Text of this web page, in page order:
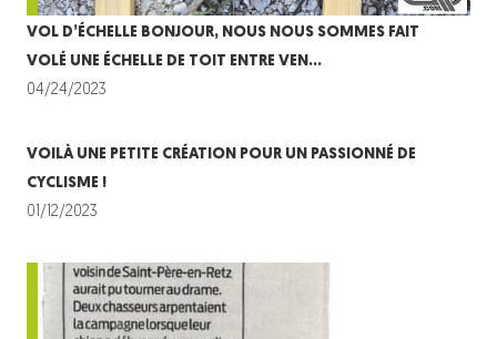
VOL D’ÉCHELLE BONJOUR, NOUS NOUS SOMMES FAIT
VOLÉ UNE ÉCHELLE DE TOIT ENTRE VEN…
04/24/2023
VOILÀ UNE PETITE CRÉATION POUR UN PASSIONNÉ DE
CYCLISME !
01/12/2023